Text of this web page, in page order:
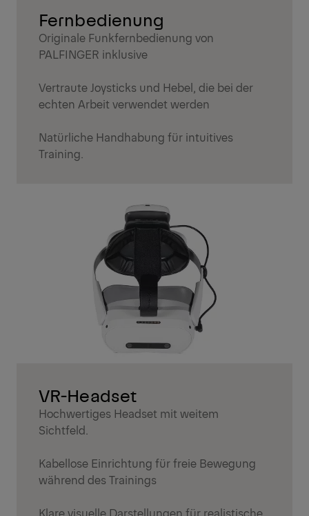
Fernbedienung
Originale Funkfernbedienung von
PALFINGER inklusive
Vertraute Joysticks und Hebel, die bei der
echten Arbeit verwendet werden
Natürliche Handhabung für intuitives
Training.
VR-Headset
Hochwertiges Headset mit weitem
Sichtfeld.
Kabellose Einrichtung für freie Bewegung
während des Trainings
Klare visuelle Darstellungen für realistische